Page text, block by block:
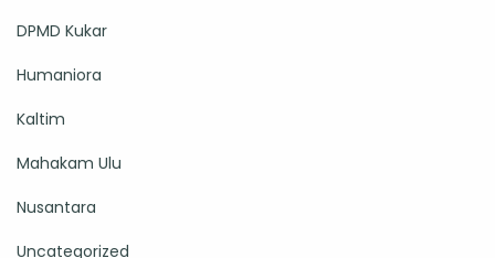
DPMD Kukar
Humaniora
Kaltim
Mahakam Ulu
Nusantara
Uncategorized